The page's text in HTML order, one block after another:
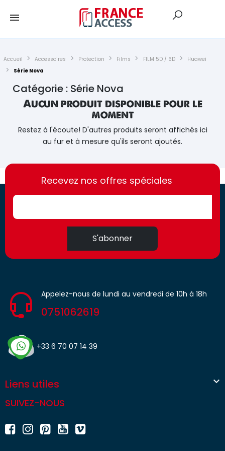
Accueil Accessoires Protection Films FILM 5D / 6D
Huawei
Série Nova
Catégorie : Série Nova
Aucun produit disponible pour le
moment
Restez à l'écoute! D'autres produits seront affichés ici
au fur et à mesure qu'ils seront ajoutés.
https://france-
access.fr
https://france-
access.fr
Recevez nos offres spéciales
S'abonner
Appelez-nous de lundi au vendredi de 10h à 18h
0751062619
+33 6 70 07 14 39
Liens utiles 
SUIVEZ-NOUS